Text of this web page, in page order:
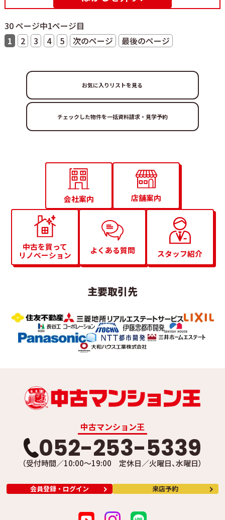
30 ページ中1ページ目
1
2 3 4 5 次のページ 最後のページ
お気に入りリストを見る
会社案内 店舗案内
中古を買って
リノベーション
よくある質問 スタッフ紹介
主要取引先
中古マンション王
052-253-5339
（受付時間／10:00～19:00 定休日／火曜日、水曜日）
会員登録・ログイン 来店予約